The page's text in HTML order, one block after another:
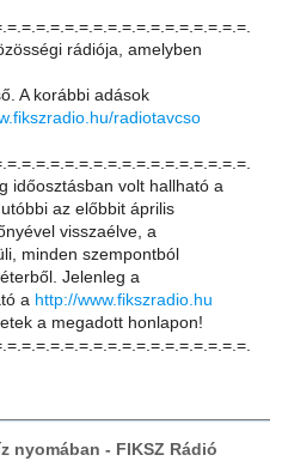
rádiója, amelyben
A korábbi adások
radiotavcso
időosztásban volt hallható a
az előbbit április
visszaélve, a
minden szempontból
Jelenleg a
a http://www.fikszradio.hu
a megadott honlapon!
nyomában - FIKSZ Rádió